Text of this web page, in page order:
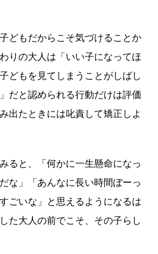
どもだからこそ気づけることか
りの大人は「いい子になってほ
どもを見てしまうことがしばし
だと認められる行動だけは評価
出たときには叱責して矯正しよ
ると、「何かに一生懸命になっ
な」「あんなに長い時間ぼーっ
ごいな」と思えるようになるは
た大人の前でこそ、その子らし